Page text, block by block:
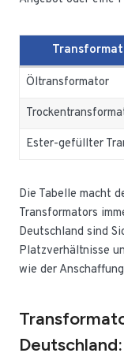
Öltransformator
Ester-gefüllter
Die Tabelle macht
Transformators
Deutschland sind
Platzverhältnisse
wie der